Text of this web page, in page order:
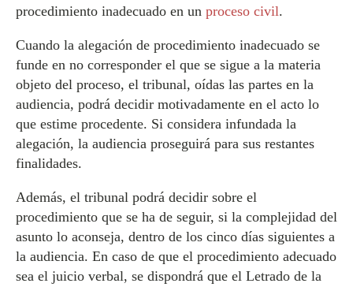
procedimiento inadecuado en un proceso civil.
Cuando la alegación de procedimiento inadecuado se
funde en no corresponder el que se sigue a la materia
objeto del proceso, el tribunal, oídas las partes en la
audiencia, podrá decidir motivadamente en el acto lo
que estime procedente. Si considera infundada la
alegación, la audiencia proseguirá para sus restantes
finalidades.
Además, el tribunal podrá decidir sobre el
procedimiento que se ha de seguir, si la complejidad del
asunto lo aconseja, dentro de los cinco días siguientes a
la audiencia. En caso de que el procedimiento adecuado
sea el juicio verbal, se dispondrá que el Letrado de la